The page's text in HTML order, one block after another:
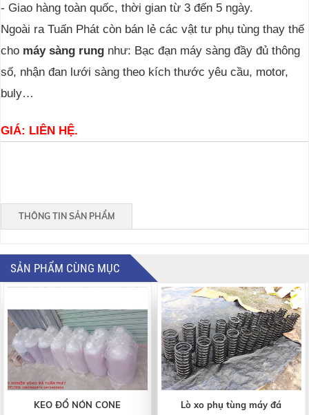
- Giao hàng toàn quốc, thời gian từ 3 đến 5 ngày.
Ngoài ra Tuấn Phát còn bán lẻ các vật tư phụ tùng thay thế
cho máy sàng rung như: Bạc đạn máy sàng đầy đủ thông
số, nhận đan lưới sàng theo kích thước yêu cầu, motor,
buly…
GIÁ: LIÊN HỆ.
THÔNG TIN SẢN PHẨM
SẢN PHẨM CÙNG MỤC
KEO ĐỔ NÓN CONE Lò xo phụ tùng máy đá